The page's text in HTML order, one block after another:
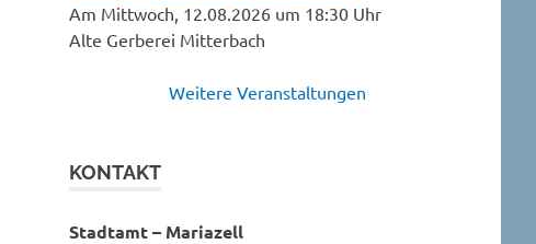
Am Mittwoch, 12.08.2026 um 18:30 Uhr
Alte Gerberei Mitterbach
Weitere Veranstaltungen
KONTAKT
Stadtamt – Mariazell